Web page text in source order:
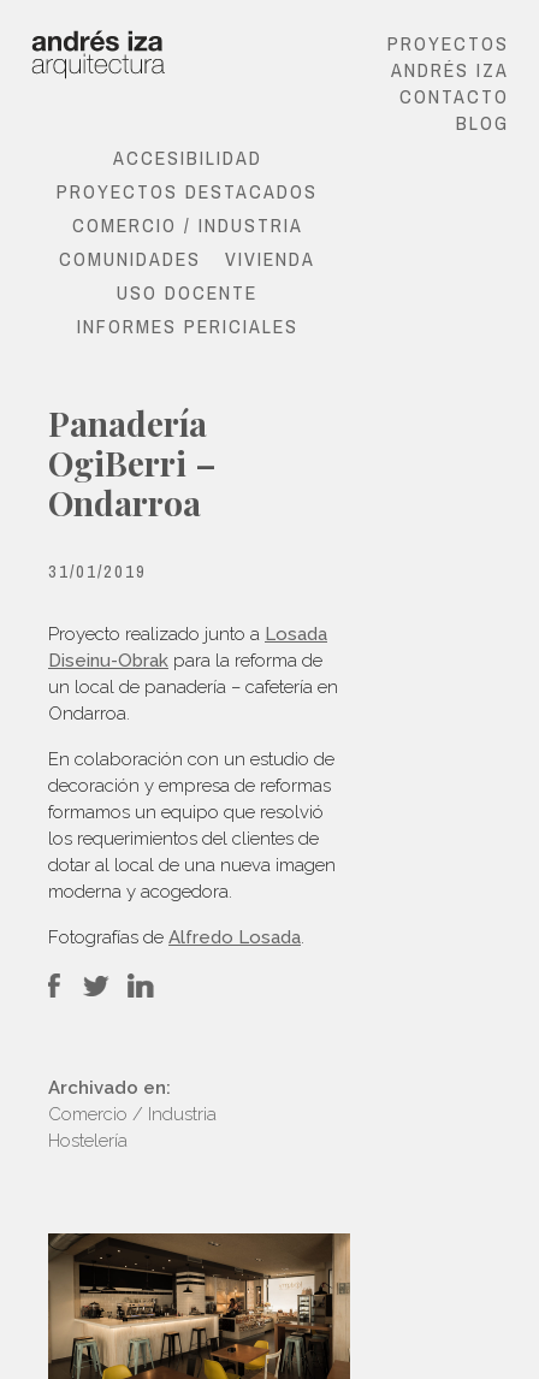
PROYECTOS
ANDRÉS IZA
CONTACTO
BLOG
ACCESIBILIDAD
PROYECTOS DESTACADOS
COMERCIO / INDUSTRIA
COMUNIDADES
VIVIENDA
USO DOCENTE
INFORMES PERICIALES
Panadería
OgiBerri –
Ondarroa
31/01/2019
Proyecto realizado junto a Losada
Diseinu-Obrak para la reforma de
un local de panadería – cafetería en
Ondarroa.
En colaboración con un estudio de
decoración y empresa de reformas
formamos un equipo que resolvió
los requerimientos del clientes de
dotar al local de una nueva imagen
moderna y acogedora.
Fotografías de Alfredo Losada.
Archivado en:
Comercio / Industria
Hostelería